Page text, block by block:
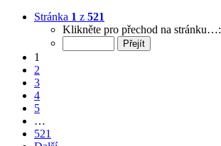
Stránka 1 z 521
Klikněte pro přechod na stránku…:
1
2
3
4
5
…
521